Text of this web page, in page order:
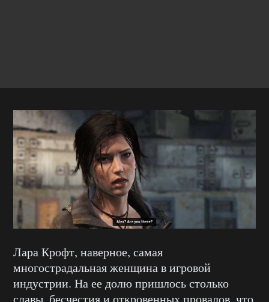
Лара Крофт, наверное, самая
многострадальная женщина в игровой
индустрии. На ее долю пришлось столько
славы, бесчестия и откровенных провалов, что